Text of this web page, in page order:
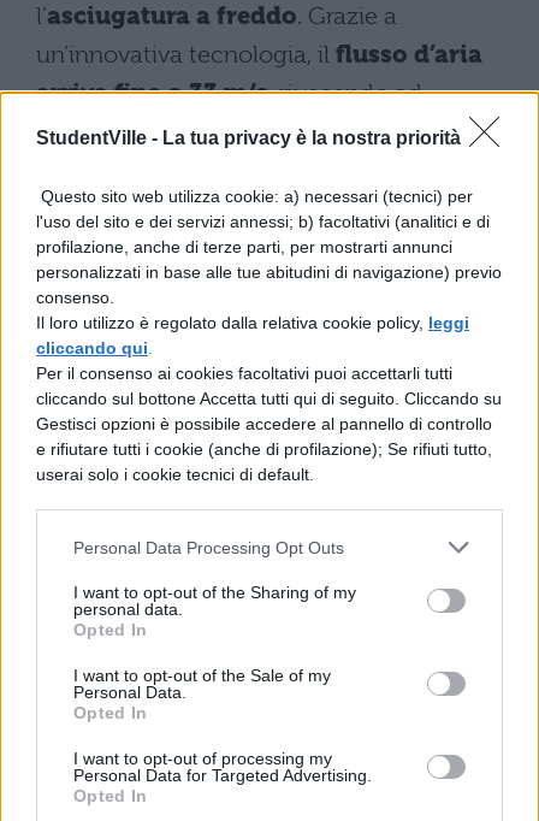
StudentVille - La tua privacy è la nostra priorità
Questo sito web utilizza cookie: a) necessari (tecnici) per
l'uso del sito e dei servizi annessi; b) facoltativi (analitici e di
profilazione, anche di terze parti, per mostrarti annunci
personalizzati in base alle tue abitudini di navigazione) previo
consenso.
Il loro utilizzo è regolato dalla relativa cookie policy, leggi
cliccando qui
Per il consenso ai cookies facoltativi puoi accettarli tutti
cliccando sul bottone Accetta tutti qui di seguito. Cliccando su
Gestisci opzioni è possibile accedere al pannello di controllo
e rifiutare tutti i cookie (anche di profilazione); Se rifiuti tutto,
userai solo i cookie tecnici di default.
Personal Data Processing Opt Outs
I want to opt-out of the Sharing of my
personal data.
Opted In
I want to opt-out of the Sale of my
Personal Data.
Opted In
I want to opt-out of processing my
Personal Data for Targeted Advertising.
Opted In
l’asciugatura a freddo. Grazie a
un’innovativa tecnologia, il flusso d’aria
arriva fino a 33 m/s, riuscendo ad
asciugare due volte più velocemente
Grazie al doppio sistema ionico al plasma e
alla tecnologia a luce blu, avrai uneffetto
professionali
per creare l’acconciatura
che desideri in modo semplice e veloce. Il
filtroèestraibilee semplice da pulire.
url=”https://www.amazon.it/dp/B0B87MD6